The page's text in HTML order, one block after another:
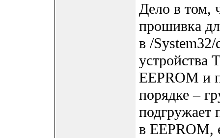
Дело в том,
прошивка
в /
устройства
EEPROM и
порядке –
подгружает
в EEPROM,